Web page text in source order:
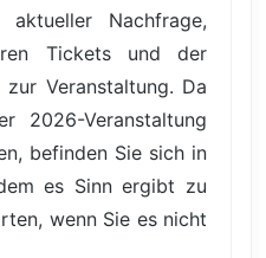
Nachfrage,
Tickets und der
Veranstaltung. Da
2026-Veranstaltung
befinden Sie sich in
es Sinn ergibt zu
wenn Sie es nicht